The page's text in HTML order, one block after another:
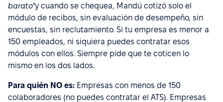
barato"y cuando se chequea, Mandú cotizó solo el
módulo de recibos, sin evaluación de desempeño, sin
encuestas, sin reclutamiento. Si tu empresa es menor a
150 empleados, ni siquiera puedes contratar esos
módulos con ellos. Siempre pide que te coticen lo
mismo en los dos lados.
Para quién NO es: Empresas con menos de 150
colaboradores (no puedes contratar el ATS). Empresas